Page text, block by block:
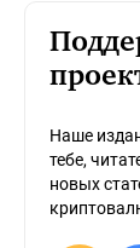
Наше
тебе,
новых